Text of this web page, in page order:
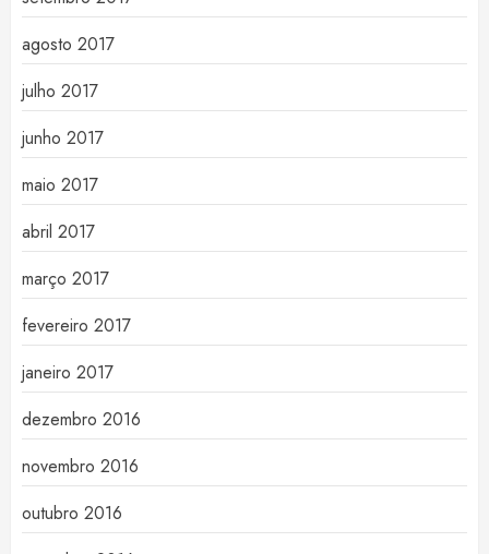
agosto 2017
julho 2017
junho 2017
maio 2017
abril 2017
março 2017
fevereiro 2017
janeiro 2017
dezembro 2016
novembro 2016
outubro 2016